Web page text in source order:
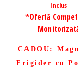
Inclus
*Ofertă
CADOU :
Frigider cu